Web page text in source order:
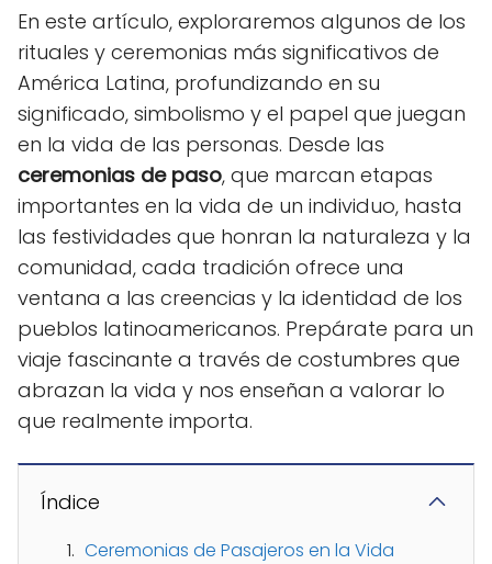
En este artículo, exploraremos algunos de los
rituales y ceremonias más significativos de
América Latina, profundizando en su
significado, simbolismo y el papel que juegan
en la vida de las personas. Desde las
ceremonias de paso, que marcan etapas
importantes en la vida de un individuo, hasta
las festividades que honran la naturaleza y la
comunidad, cada tradición ofrece una
ventana a las creencias y la identidad de los
pueblos latinoamericanos. Prepárate para un
viaje fascinante a través de costumbres que
abrazan la vida y nos enseñan a valorar lo
que realmente importa.
Índice
Ceremonias de Pasajeros en la Vida